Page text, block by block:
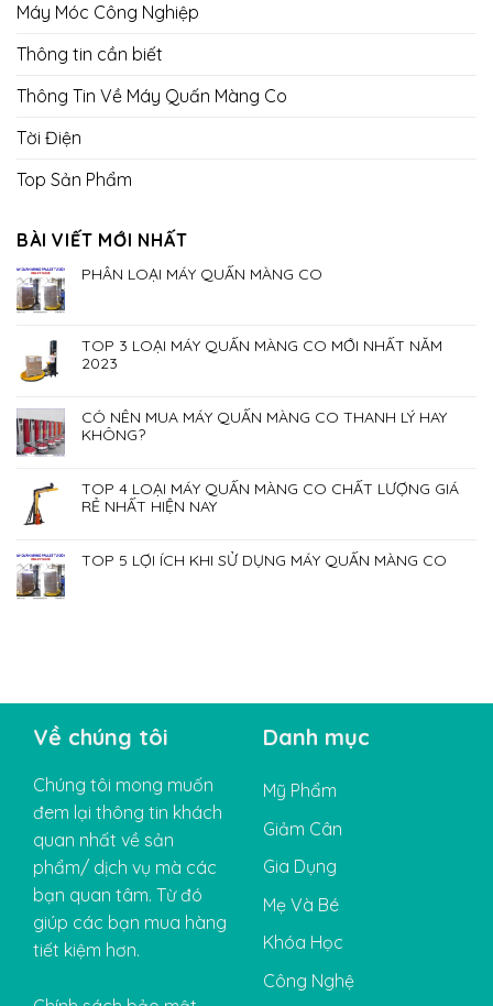
Máy Móc Công Nghiệp
Thông tin cần biết
Thông Tin Về Máy Quấn Màng Co
Tời Điện
Top Sản Phẩm
BÀI VIẾT MỚI NHẤT
PHÂN LOẠI MÁY QUẤN MÀNG CO
TOP 3 LOẠI MÁY QUẤN MÀNG CO MỚI NHẤT NĂM
2023
CÓ NÊN MUA MÁY QUẤN MÀNG CO THANH LÝ HAY
KHÔNG?
TOP 4 LOẠI MÁY QUẤN MÀNG CO CHẤT LƯỢNG GIÁ
RẺ NHẤT HIỆN NAY
TOP 5 LỢI ÍCH KHI SỬ DỤNG MÁY QUẤN MÀNG CO
Về chúng tôi
Chúng tôi mong muốn
đem lại thông tin khách
quan nhất về sản
phẩm/ dịch vụ mà các
bạn quan tâm. Từ đó
giúp các bạn mua hàng
tiết kiệm hơn.
Danh mục
Mỹ Phẩm
Giảm Cân
Gia Dụng
Mẹ Và Bé
Khóa Học
Công Nghệ